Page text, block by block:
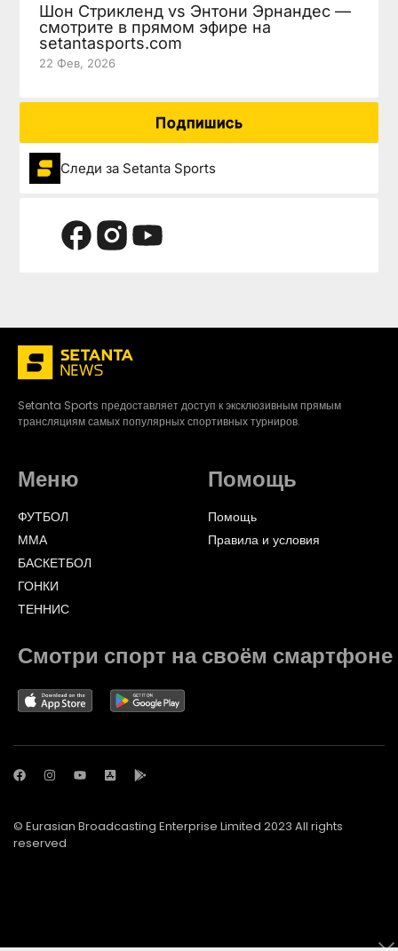
Шон Стрикленд vs Энтони Эрнандес —
смотрите в прямом эфире на
setantasports.com
22 Фев, 2026
Подпишись
Следи за Setanta Sports
Setanta Sports предоставляет доступ к эксклюзивным прямым
трансляциям самых популярных спортивных турниров.
Меню
ФУТБОЛ
ММА
БАСКЕТБОЛ
ГОНКИ
ТЕННИС
Помощь
Помощь
Правила и условия
Смотри спорт на своём смартфоне
© Eurasian Broadcasting Enterprise Limited 2023 All rights
reserved